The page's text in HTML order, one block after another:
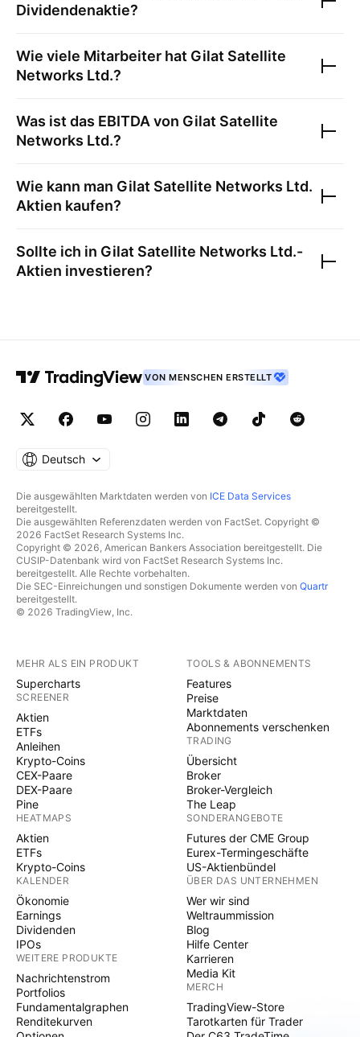
Dividendenaktie?
Wie viele Mitarbeiter hat Gilat Satellite
Networks Ltd.?
Was ist das EBITDA von Gilat Satellite
Networks Ltd.?
Wie kann man Gilat Satellite Networks Ltd.
Aktien kaufen?
Sollte ich in Gilat Satellite Networks Ltd.-
Aktien investieren?
VON MENSCHEN ERSTELLT
Deutsch
Die ausgewählten Marktdaten werden von ICE Data Services
bereitgestellt.
Die ausgewählten Referenzdaten werden von FactSet. Copyright ©
2026 FactSet Research Systems Inc.
Copyright © 2026, American Bankers Association bereitgestellt. Die
CUSIP-Datenbank wird von FactSet Research Systems Inc.
bereitgestellt. Alle Rechte vorbehalten.
Die SEC-Einreichungen und sonstigen Dokumente werden von Quartr
bereitgestellt.
© 2026 TradingView, Inc.
MEHR ALS EIN PRODUKT
Supercharts
SCREENER
Aktien
ETFs
Anleihen
Krypto-Coins
CEX-Paare
DEX-Paare
Pine
HEATMAPS
Aktien
ETFs
Krypto-Coins
KALENDER
Ökonomie
Earnings
Dividenden
IPOs
WEITERE PRODUKTE
Nachrichtenstrom
Portfolios
Fundamentalgraphen
Renditekurven
TOOLS & ABONNEMENTS
Features
Preise
Marktdaten
Abonnements verschenken
TRADING
Übersicht
Broker
Broker-Vergleich
The Leap
SONDERANGEBOTE
Futures der CME Group
Eurex-Termingeschäfte
US-Aktienbündel
ÜBER DAS UNTERNEHMEN
Wer wir sind
Weltraummission
Blog
Hilfe Center
Karrieren
Media Kit
MERCH
TradingView-Store
Tarotkarten für Trader